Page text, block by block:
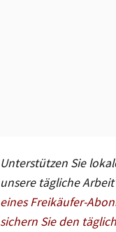
Unterstützen Sie
unsere tägliche
eines Freikäufer-
sichern Sie den